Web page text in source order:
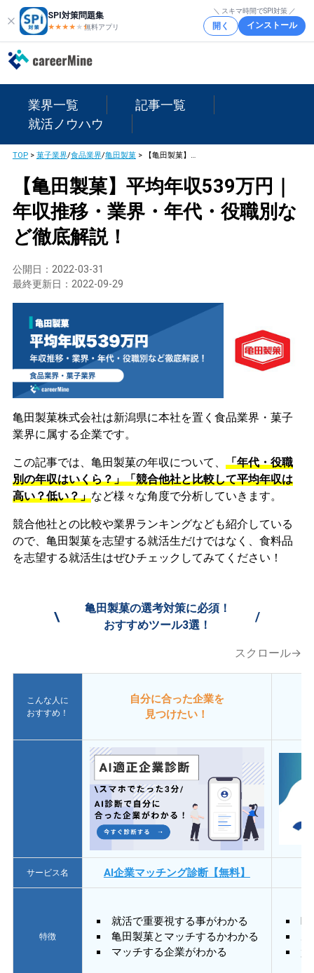
SPI対策問題集
★★★★ ★★
無料アプリ
＼ スキマ時間でSPI対策 ／
開く インストール
業界一覧
記事一覧
就活ノウハウ
TOP> 菓子業界/食品業界/亀田製菓> 【亀田製菓】平均年収539万円｜年収推移・業界・年代・役職別など徹底解説！
【亀田製菓】平均年収539万円｜
年収推移・業界・年代・役職別な
ど徹底解説！
公開日： 2022-03-31
最終更新日： 2022-09-29
亀田製菓株式会社は新潟県に本社を置く食品業界・菓子
業界に属する企業です。
この記事では、亀田製菓の年収について、 「年代・役職
別の年収はいくら？」「競合他社と比較して平均年収は
高い？低い？」など様々な角度で分析していきます。
競合他社との比較や業界ランキングなども紹介している
ので、亀田製菓を志望する就活生だけではなく、食料品
を志望する就活生はぜひチェックしてみてください！
\
亀田製菓の選考対策に必須！
おすすめツール3選！
/
スクロール→
こんな人に
おすすめ！
自分に合った企業を
見つけたい！
サービス名 AI企業マッチング診断【無料】
特徴
就活で重要視する事がわかる
亀田製菓とマッチするかわかる
マッチする企業がわかる
質